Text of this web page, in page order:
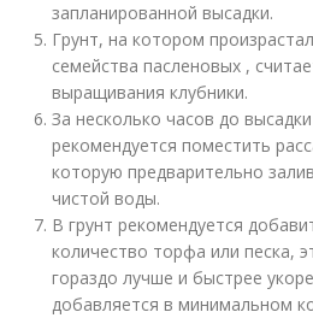
запланированной высадки.
Грунт, на котором
семейства пасленовых ,
выращивания клубники.
За несколько часов до
рекомендуется поместить
которую предварительно
чистой воды.
В грунт рекомендуется
количество торфа или песка,
гораздо лучше и быстрее
добавляется в минимальном